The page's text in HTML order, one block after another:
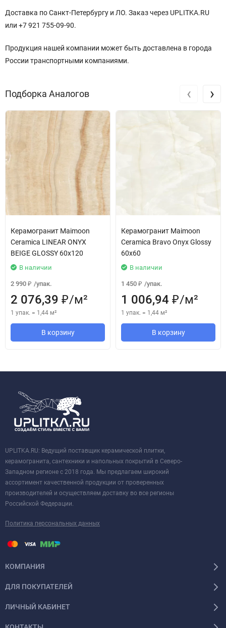
Доставка по Санкт-Петербургу и ЛО. Заказ через UPLITKA.RU
или +7 921 755-09-90.
Продукция нашей компании может быть доставлена в города
России транспортными компаниями.
Подборка Аналогов
Керамогранит Maimoon
Ceramica LINEAR ONYX
BEIGE GLOSSY 60x120
В наличии
2 990 ₽ /упак.
2 076,39 ₽/м²
1 упак. = 1,44 м²
В корзину
Керамогранит Maimoon
Ceramica Bravo Onyx Glossy
60x60
В наличии
1 450 ₽ /упак.
1 006,94 ₽/м²
1 упак. = 1,44 м²
В корзину
‹ ›
UPLITKA.RU: Ведущий поставщик керамической плитки,
керамогранита, сантехники и напольных покрытий в Северо-
Западном регионе с 2018 года. Мы предлагаем широкий
ассортимент качественной продукции от проверенных
производителей и осуществляем доставку во все регионы
Российской Федерации.
Политика персональных данных
КОМПАНИЯ
ДЛЯ ПОКУПАТЕЛЕЙ
ЛИЧНЫЙ КАБИНЕТ